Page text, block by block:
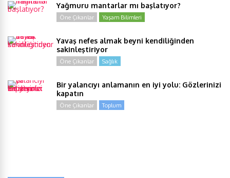
Yağmuru mantarlar mı başlatıyor?
Öne Çıkanlar Yaşam Bilimleri
Yavaş nefes almak beyni kendiliğinden
sakinleştiriyor
Öne Çıkanlar Sağlık
Bir yalancıyı anlamanın en iyi yolu: Gözlerinizi
kapatın
Öne Çıkanlar Toplum